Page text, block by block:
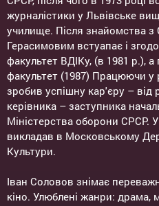
журналістики у Львівське
училище. Після знайомства з
Герасимовим встуапає і
факультет ВДІКу, (в 1981 р.),
факультет (1987) Працюючи у
зробив успішну кар'єру – від
керівника – заступника
Міністерства оборони СРСР.
викладав в Московському
Культури.
Іван Соловов знімає
кіно. Улюблені жанри: драма,